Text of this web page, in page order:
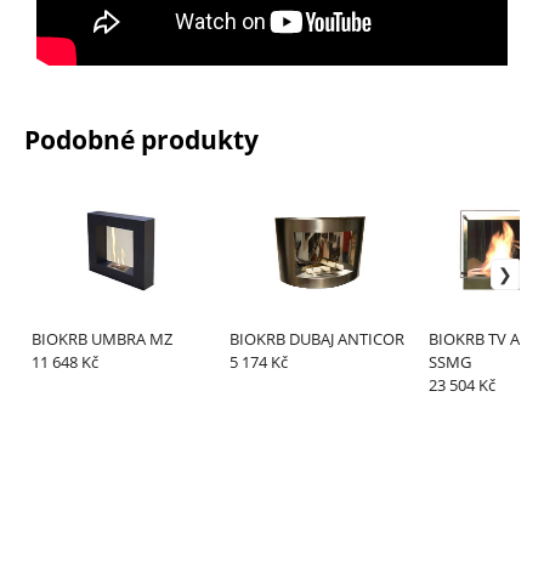
Podobné produkty
BIOKRB UMBRA MZ
11 648 Kč
BIOKRB DUBAJ ANTICOR
5 174 Kč
BIOKRB TV
SSMG
23 504 Kč